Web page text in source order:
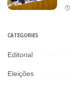
CATEGORIES
Editorial
Eleições